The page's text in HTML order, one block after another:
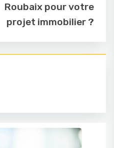
Roubaix pour votre
projet immobilier ?